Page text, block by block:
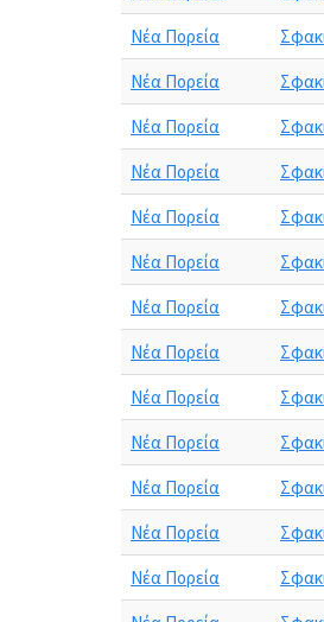
Νέα Πορεία
Νέα Πορεία
Νέα Πορεία
Νέα Πορεία
Νέα Πορεία
Νέα Πορεία
Νέα Πορεία
Νέα Πορεία
Νέα Πορεία
Νέα Πορεία
Νέα Πορεία
Νέα Πορεία
Νέα Πορεία